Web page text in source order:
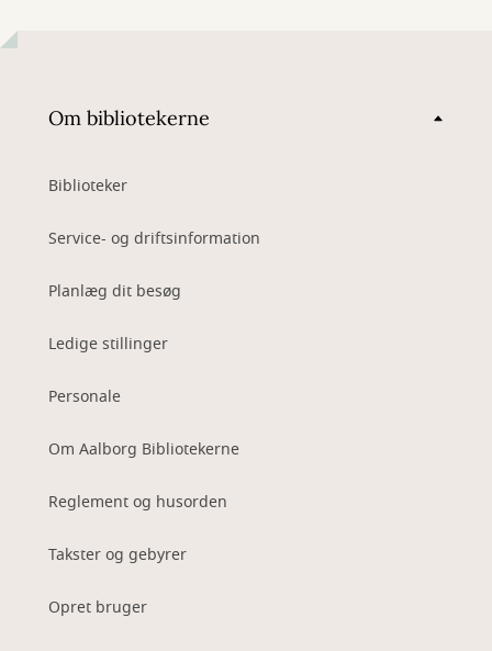
Om bibliotekerne
Biblioteker
Service- og driftsinformation
Planlæg dit besøg
Ledige stillinger
Personale
Om Aalborg Bibliotekerne
Reglement og husorden
Takster og gebyrer
Opret bruger